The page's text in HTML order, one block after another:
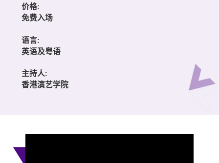
价格:
免费入场
语言:
英语及粤语
主持人:
香港演艺学院